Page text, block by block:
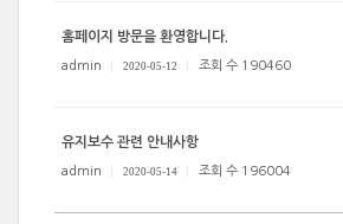
홈페이지 방문을 환영합니다.
admin 2020-05-12 조회 수 190460
유지보수 관련 안내사항
admin 2020-05-14 조회 수 196004